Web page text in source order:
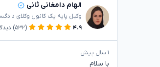
الهام دامغانی ثانی
وکیل پایه یک کانون وکلای
۴.۹
(۵۳۲)
۱ سال پیش
با سلام